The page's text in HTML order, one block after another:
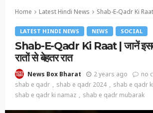
Home Latest Hindi News Shab-E-Qadr Ki Raat | जानें
LATEST HINDI NEWS NEWS SOCIAL
Shab-E-Qadr Ki Raat | जानें
रातों से बेहतर रात
News Box Bharat 2 years ago
no
shab e qadr
shab e qadr 2024
shab e qadr
shab e qadr ki namaz
shab e qadr mubarak